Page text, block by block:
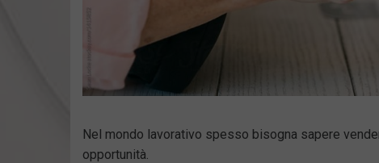
Nel mondo lavorativo spesso bisogna sapere
opportunità.